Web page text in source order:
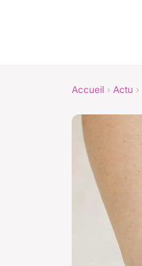
Accueil › Actu ›